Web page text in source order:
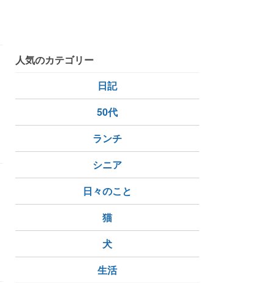
人気のカテゴリー
日記
50代
ランチ
シニア
日々のこと
猫
犬
生活